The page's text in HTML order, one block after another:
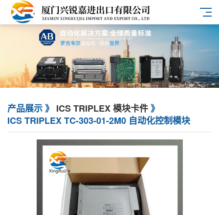
产品展示 》 ICS TRIPLEX 模块卡件》
ICS TRIPLEX TC-303-01-2M0 自动化控制模块